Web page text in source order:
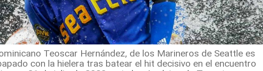
Teoscar Hernández, de los Marineros de Seattle es
con la hielera tras batear el hit decisivo en el encuentro